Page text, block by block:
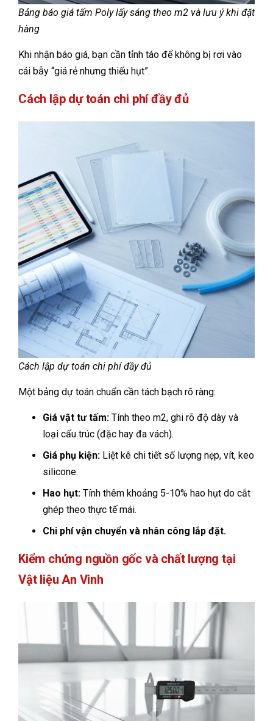
Bảng báo giá tấm Poly lấy sáng theo m2 và lưu ý khi đặt
hàng
Khi nhận báo giá, bạn cần tỉnh táo để không bị rơi vào
cái bẫy “giá rẻ nhưng thiếu hụt”.
Cách lập dự toán chi phí đầy đủ
Cách lập dự toán chi phí đầy đủ
Một bảng dự toán chuẩn cần tách bạch rõ ràng:
Giá vật tư tấm: Tính theo m2, ghi rõ độ dày và
loại cấu trúc (đặc hay đa vách).
Giá phụ kiện: Liệt kê chi tiết số lượng nẹp, vít, keo
silicone.
Hao hụt: Tính thêm khoảng 5-10% hao hụt do cắt
ghép theo thực tế mái.
Chi phí vận chuyển và nhân công lắp đặt.
Kiểm chứng nguồn gốc và chất lượng tại
Vật liệu An Vinh